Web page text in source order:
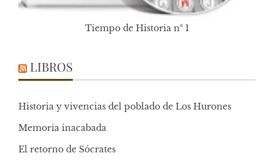
Tiempo de Historia nº 1
LIBROS
Historia y vivencias del poblado de Los Hurones
Memoria inacabada
El retorno de Sócrates